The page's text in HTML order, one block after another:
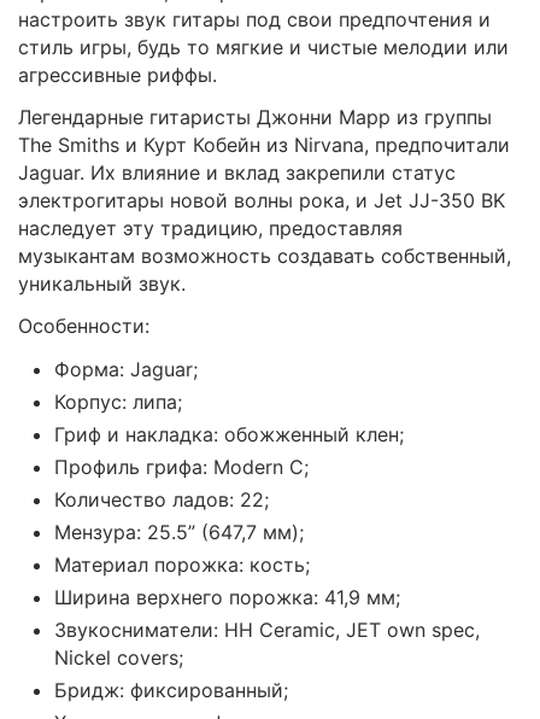
настроить звук гитары под свои предпочтения и
стиль игры, будь то мягкие и чистые мелодии или
агрессивные риффы.
Легендарные гитаристы Джонни Марр из группы
The Smiths и Курт Кобейн из Nirvana, предпочитали
Jaguar. Их влияние и вклад закрепили статус
электрогитары новой волны рока, и Jet JJ-350 BK
наследует эту традицию, предоставляя
музыкантам возможность создавать собственный,
уникальный звук.
Особенности:
Форма: Jaguar;
Корпус: липа;
Гриф и накладка: обожженный клен;
Профиль грифа: Modern C;
Количество ладов: 22;
Мензура: 25.5” (647,7 мм);
Материал порожка: кость;
Ширина верхнего порожка: 41,9 мм;
Звукосниматели: HH Ceramic, JET own spec,
Nickel covers;
Бридж: фиксированный;